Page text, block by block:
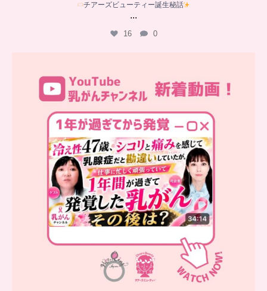
チアーズビューティー誕生秘話
...
16 0
新着動画
シコリと痛みを感じて
...
10